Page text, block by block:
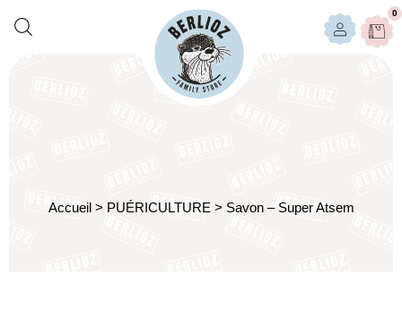
0
Accueil> PUÉRICULTURE > Savon – Super Atsem